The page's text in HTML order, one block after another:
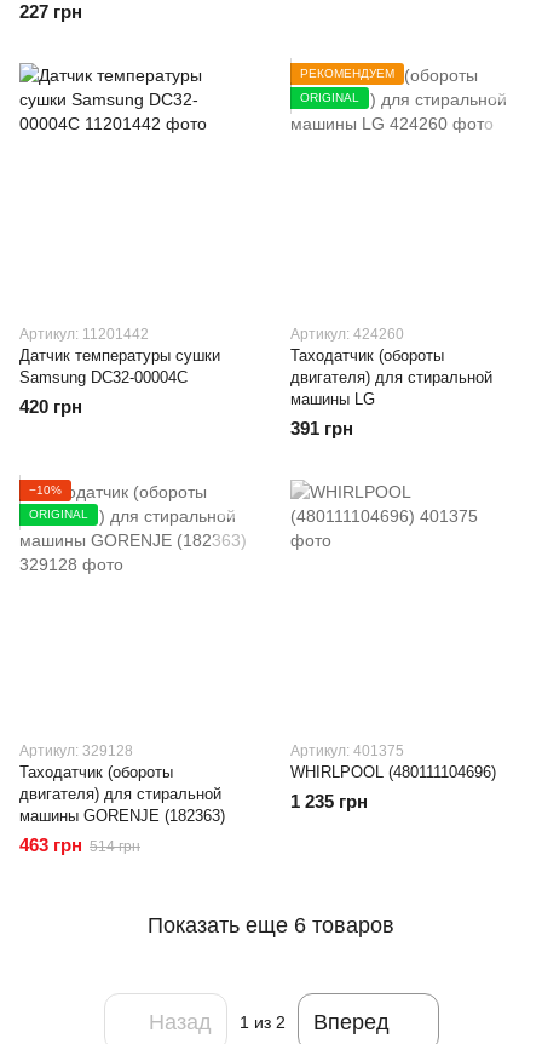
227 грн
Артикул: 11201442
Датчик температуры сушки
Samsung DC32-00004C
420 грн
РЕКОМЕНДУЕМ
ORIGINAL
Артикул: 424260
Таходатчик (обороты
двигателя) для стиральной
машины LG
391 грн
−10%
ORIGINAL
Артикул: 329128
Таходатчик (обороты
двигателя) для стиральной
машины GORENJE (182363)
463 грн 514 грн
Артикул: 401375
WHIRLPOOL (480111104696)
1 235 грн
Показать еще 6 товаров
Назад 1 из 2 Вперед